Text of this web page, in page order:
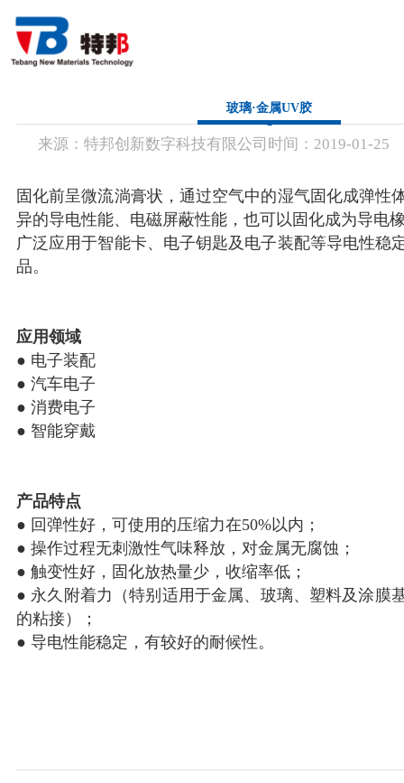
首 页
关于我们
产品中心
行业应用
玻璃·金属UV胶
来源： 特邦创新数字科技有限公司 时间： 2019-01-25
固化前呈微流淌膏状，通过空⽓中的湿⽓固化成弹性
异的导电性能、电磁屏蔽性能，也可以固化成为导电
⼴泛应用于智能卡、电⼦钥匙及电⼦装配等导电性稳
品。
应用领域
● 电⼦装配
● 汽车电⼦
● 消费电⼦
● 智能穿戴
产品特点
● 回弹性好，可使用的压缩⼒在50%以内；
● 操作过程无刺激性⽓味释放，对金属无腐蚀；
● 触变性好，固化放热量少，收缩率低；
● 永久附着⼒（特别适用于金属、玻璃、塑料及涂膜
的粘接）；
● 导电性能稳定，有较好的耐候性。